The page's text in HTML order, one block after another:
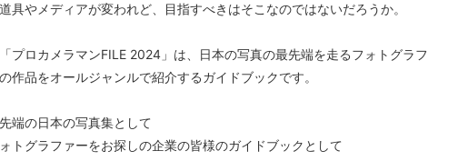
具やメディアが変われど、目指すべきはそこなのではないだろうか。
プロカメラマンFILE 2024」は、日本の写真の最先端を走るフォトグラフ
作品をオールジャンルで紹介するガイドブックです。
先端の日本の写真集として
ォトグラファーをお探しの企業の皆様のガイドブックとして